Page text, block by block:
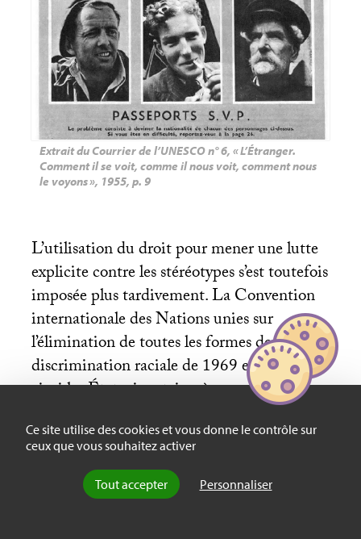
Ce site utilise des cookies et vous donne le contrôle sur
ceux que vous souhaitez activer
Tout accepter Personnaliser
Extrait du Courrier de l’UNESCOn° 6, «L’Étranger.
Comment il se voit, comme il nous voit, comment nous
le voyons», 1955, p. 9
L’utilisation du droit pour mener une lutte
explicite contre les stéréotypes s’est toutefois
imposée plus tardivement. La Convention
internationale des Nations unies sur
l’élimination de toutes les formes de
discrimination raciale de 1969 enjoignait
ainsi les États signataires à «prendre des
mesures immédiates et efficaces dans les
domaines de l’enseignement, de l’éducation,
de la culture et de l’information, pour lutter
contre les préjugés conduisant à la
discrimination raciale